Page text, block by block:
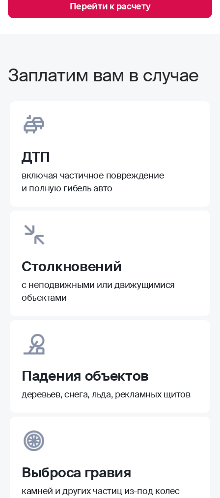
Перейти к расчету
Заплатим вам в случае
ДТП
включая частичное повреждение
и полную гибель авто
Столкновений
с неподвижными или движущимися
объектами
Падения объектов
деревьев, снега, льда, рекламных щитов
Выброса гравия
камней и других частиц из-под колес